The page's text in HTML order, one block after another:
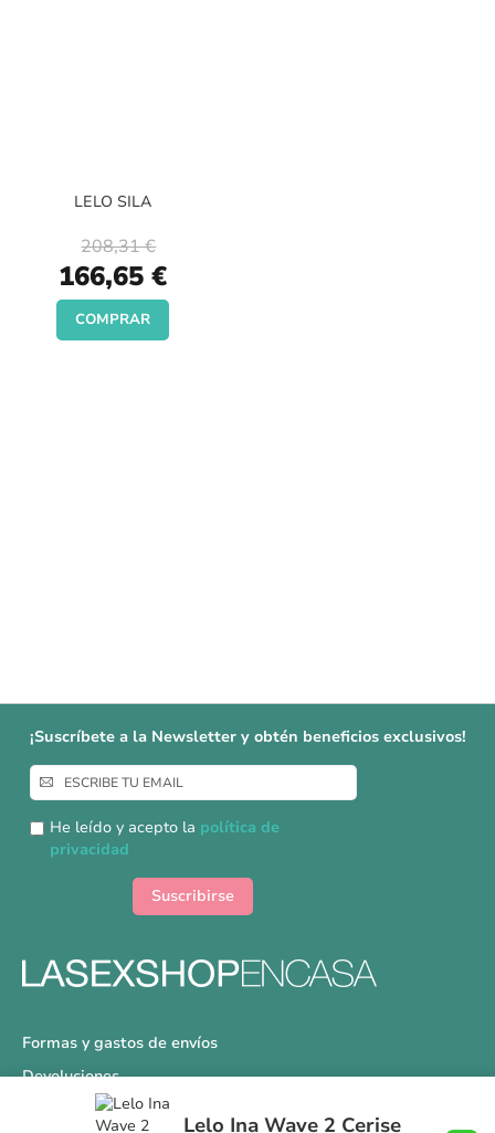
Lelo Ina Wave 2 Cerise
LELO SILA
Special
Price
166,65 €
208,31 €
COMPRAR
¡Suscríbete a la Newsletter y obtén beneficios exclusivos!
Inscríbase
a
nuestro
boletín
He leído y acepto la política de
privacidad
Suscribirse
Formas y gastos de envíos
Devoluciones
Información Tallas